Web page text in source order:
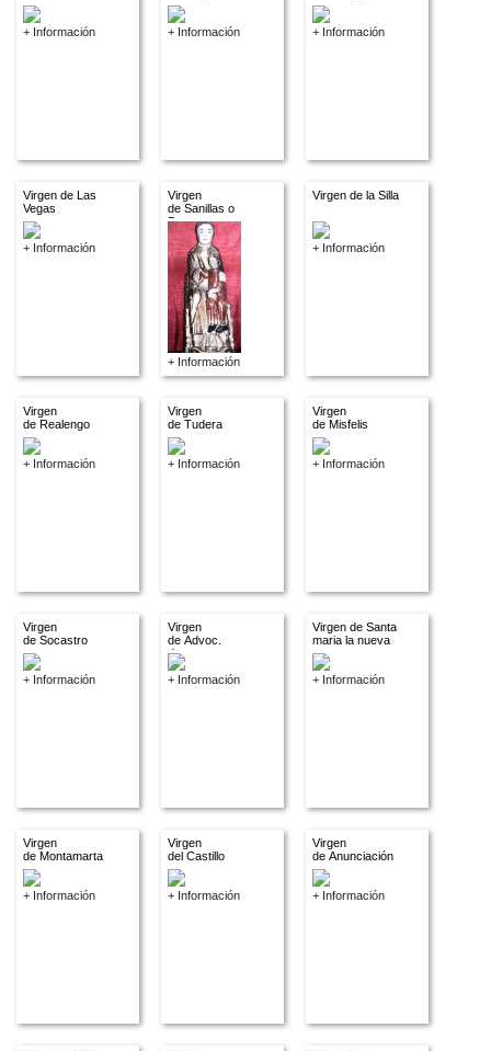
+ Información + Información + Información
Virgen de Las
Vegas
+ Información
Virgen
de Sanillas o
Pastores
+ Información
Virgen de la Silla
+ Información
Virgen
de Realengo
+ Información
Virgen
de Tudera
+ Información
Virgen
de Misfelis
+ Información
Virgen
de Socastro
+ Información
Virgen
de Advoc.
descon.
+ Información
Virgen de Santa
maria la nueva
+ Información
Virgen
de Montamarta
+ Información
Virgen
del Castillo
+ Información
Virgen
de Anunciación
+ Información